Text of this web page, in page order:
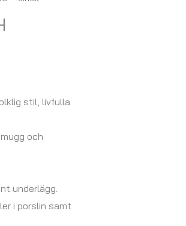
stil, livfulla
och
underlägg.
i porslin samt